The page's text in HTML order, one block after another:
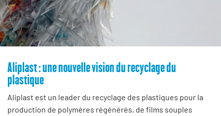
Aliplast : une nouvelle vision du recyclage du
plastique
Aliplast est un leader du recyclage des plastiques pour la
production de polymères régénérés, de films souples